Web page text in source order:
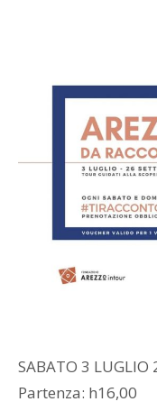
SABATO 3 LUGLIO
Partenza: h16,00